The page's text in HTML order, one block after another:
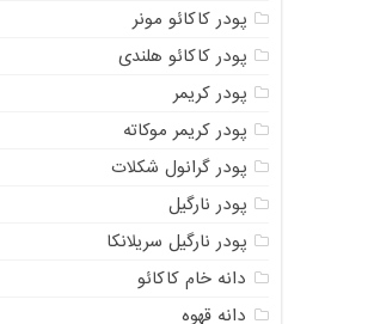
پودر کاکائو مونر
پودر کاکائو هلندی
پودر کریمر
پودر کریمر موکاته
پودر گرانول شکلات
پودر نارگیل
پودر نارگیل سریلانکا
دانه خام کاکائو
دانه قهوه